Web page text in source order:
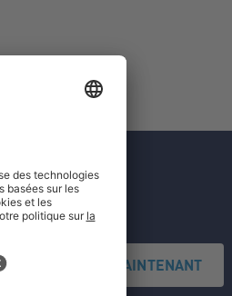
S'INSCRIRE MAINTENANT